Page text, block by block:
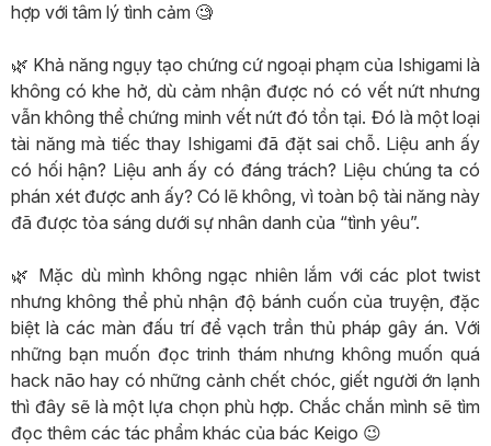
hợp với tâm lý tình cảm 🧐
🌿 Khả năng ngụy tạo chứng cứ ngoại phạm của Ishigami là
không có khe hở, dù cảm nhận được nó có vết nứt nhưng
vẫn không thể chứng minh vết nứt đó tồn tại. Đó là một loại
tài năng mà tiếc thay Ishigami đã đặt sai chỗ. Liệu anh ấy
có hối hận? Liệu anh ấy có đáng trách? Liệu chúng ta có
phán xét được anh ấy? Có lẽ không, vì toàn bộ tài năng này
đã được tỏa sáng dưới sự nhân danh của “tình yêu”.
🌿 Mặc dù mình không ngạc nhiên lắm với các plot twist
nhưng không thể phủ nhận độ bánh cuốn của truyện, đặc
biệt là các màn đấu trí để vạch trần thủ pháp gây án. Với
những bạn muốn đọc trinh thám nhưng không muốn quá
hack não hay có những cảnh chết chóc, giết người ớn lạnh
thì đây sẽ là một lựa chọn phù hợp. Chắc chắn mình sẽ tìm
đọc thêm các tác phẩm khác của bác Keigo 😉